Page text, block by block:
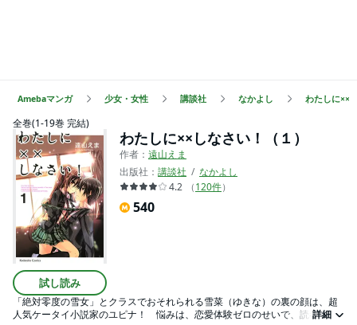
Amebaマンガ 少女・女性 講談社 なかよし わたしに××
全巻(1-19巻 完結)
試し読み
わたしに××しなさい！（１）
作者： 遠山えま
出版社： 講談社
なかよし
4.2
（120件）
540
「絶対零度の雪女」とクラスでおそれられる雪菜（ゆきな）の裏の顔は、超
人気ケータイ小説家のユピナ！ 悩みは、恋愛体験ゼロのせいで、読者が期
詳細